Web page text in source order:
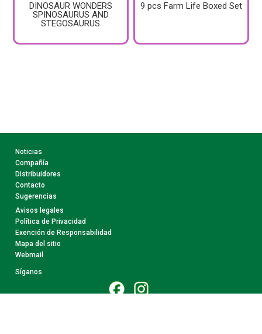
DINOSAUR WONDERS
SPINOSAURUS AND
STEGOSAURUS
9 pcs Farm Life Boxed Set
Noticias
Compañía
Distribuidores
Contacto
Sugerencias
Avisos legales
Política de Privacidad
Exención de Responsabilidad
Mapa del sitio
Webmail
Síganos